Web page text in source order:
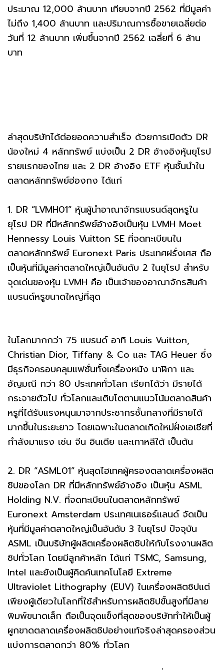
ประมาณ 12,000 ล้านบาท เทียบจากปี 2562 ที่มีมูลค่า
ไม่ถึง 1,400 ล้านบาท และปริมาณการซื้อขายเฉลี่ยต่อ
วันที่ 12 ล้านบาท เพิ่มขึ้นจากปี 2562 เฉลี่ยที่ 6 ล้าน
บาท
ล่าสุดบริษัทได้ต่อยอดความสำเร็จ ด้วยการเปิดตัว DR
น้องใหม่ 4 หลักทรัพย์ แบ่งเป็น 2 DR อ้างอิงหุ้นยุโรป
รายแรกของไทย และ 2 DR อ้างอิง ETF หุ้นชั้นนำใน
ตลาดหลักทรัพย์ฮ่องกง ได้แก่
1. DR “LVMH01” หุ้นผู้นำอาณาจักรแบรนด์สุดหรูใน
ยุโรป DR ที่มีหลักทรัพย์อ้างอิงเป็นหุ้น LVMH Moet
Hennessy Louis Vuitton SE ที่จดทะเบียนใน
ตลาดหลักทรัพย์ Euronext Paris ประเทศฝรั่งเศส ถือ
เป็นหุ้นที่มีมูลค่าตลาดใหญ่เป็นอันดับ 2 ในยุโรป สำหรับ
จุดเด่นของหุ้น LVMH คือ เป็นเจ้าของอาณาจักรสินค้า
แบรนด์หรูขนาดใหญ่ที่สุด
ในโลกมากกว่า 75 แบรนด์ อาทิ Louis Vuitton,
Christian Dior, Tiffany & Co และ TAG Heuer ซึ่ง
มีธุรกิจครอบคลุมแฟชั่นทั้งเครื่องหนัง นาฬิกา และ
อัญมณี กว่า 80 ประเทศทั่วโลก เรียกได้ว่า มีรายได้
กระจายตัวไป ทั่วโลกและเติบโตตามแนวโน้มตลาดสินค้า
หรูที่ได้รับแรงหนุนมาจากประชากรชั้นกลางที่มีรายได้
มากขึ้นในระยะยาว โดยเฉพาะในตลาดเกิดใหม่ฝั่งเอเชียที่
กำลังมาแรง เช่น จีน อินเดีย และเกาหลีใต้ เป็นต้น
2. DR “ASML01” หุ้นสุดไฮเทคผู้ครองตลาดเครื่องผลิต
ชิปของโลก DR ที่มีหลักทรัพย์อ้างอิง เป็นหุ้น ASML
Holding N.V. ที่จดทะเบียนในตลาดหลักทรัพย์
Euronext Amsterdam ประเทศเนเธอร์แลนด์ จัดเป็น
หุ้นที่มีมูลค่าตลาดใหญ่เป็นอันดับ 3 ในยุโรป ปัจจุบัน
ASML เป็นบริษัทผู้ผลิตเครื่องผลิตชิปให้กับโรงงานผลิต
ชิปทั่วโลก โดยมีลูกค้าหลัก ได้แก่ TSMC, Samsung,
Intel และยังเป็นผู้คิดค้นเทคโนโลยี Extreme
Ultraviolet Lithography (EUV) ในเครื่องผลิตชิปแต่
เพียงผู้เดียวในโลกที่ใช้สำหรับการผลิตชิปขั้นสูงที่มีลาย
พิมพ์ขนาดเล็ก ถือเป็นจุดแข็งที่สุดของบริษัททำให้เป็นผู้
ผูกขาดตลาดเครื่องผลิตชิปอย่างแท้จริงล่าสุดครองส่วน
แบ่งการตลาดกว่า 80% ทั่วโลก